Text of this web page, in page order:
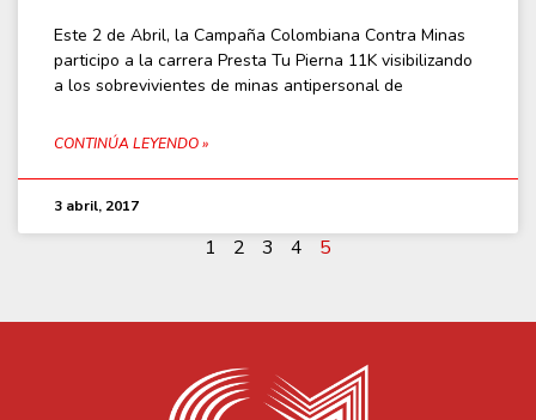
Este 2 de Abril, la Campaña Colombiana Contra Minas
participo a la carrera Presta Tu Pierna 11K visibilizando
a los sobrevivientes de minas antipersonal de
CONTINÚA LEYENDO »
3 abril, 2017
1 2 3 4 5